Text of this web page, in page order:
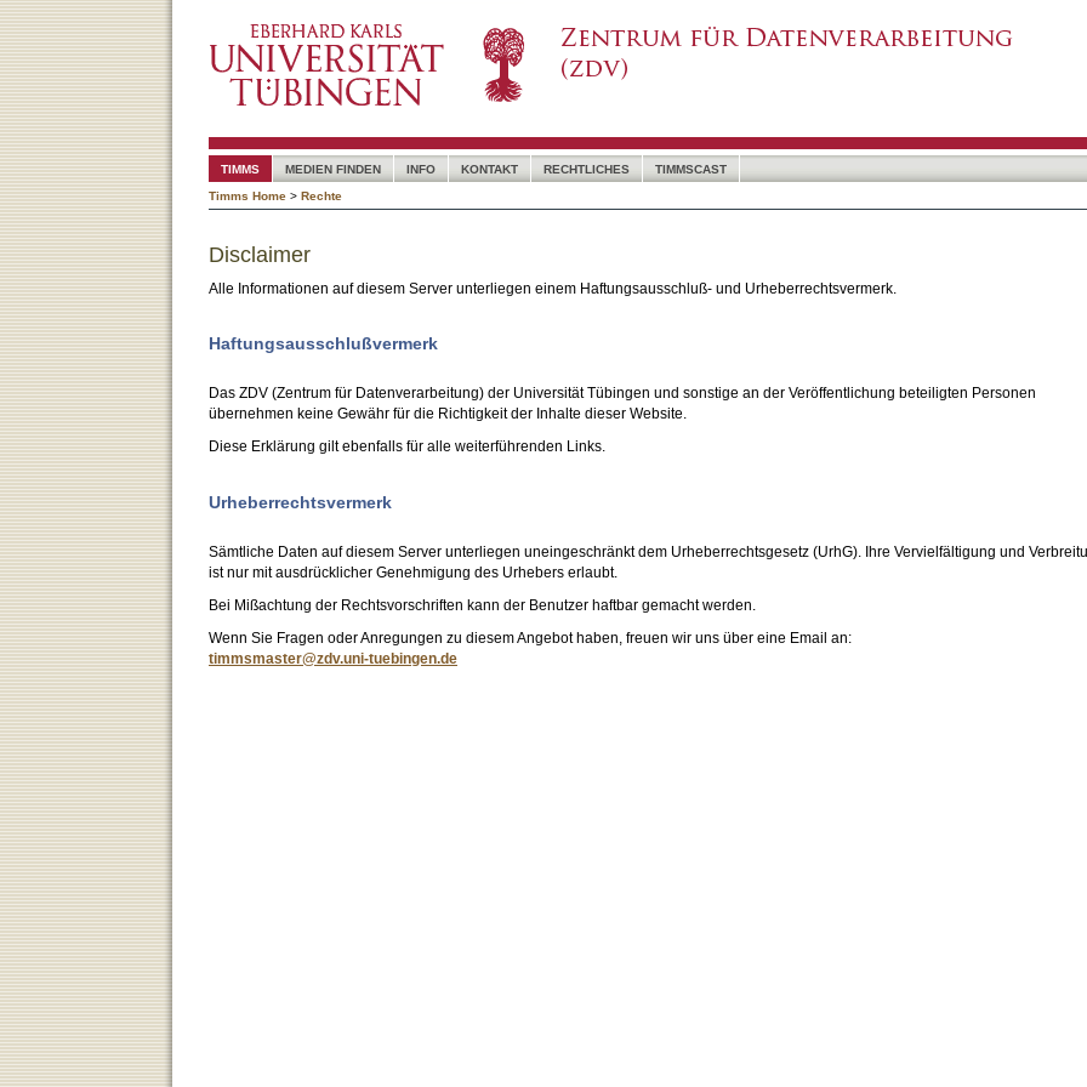
TIMMS MEDIEN FINDEN INFO KONTAKT RECHTLICHES
TIMMSCAST
Timms Home > Rechte
Disclaimer
Alle Informationen auf diesem Server unterliegen einem Haftungsausschluß- und Urheberrechtsvermerk.
Haftungsausschlußvermerk
Das ZDV (Zentrum für Datenverarbeitung) der Universität Tübingen und sonstige an der Veröffentlichung beteiligten Personen
übernehmen keine Gewähr für die Richtigkeit der Inhalte dieser Website.
Diese Erklärung gilt ebenfalls für alle weiterführenden Links.
Urheberrechtsvermerk
Sämtliche Daten auf diesem Server unterliegen uneingeschränkt dem Urheberrechtsgesetz (UrhG). Ihre Vervielfältigung und
ist nur mit ausdrücklicher Genehmigung des Urhebers erlaubt.
Bei Mißachtung der Rechtsvorschriften kann der Benutzer haftbar gemacht werden.
Wenn Sie Fragen oder Anregungen zu diesem Angebot haben, freuen wir uns über eine Email an:
timmsmaster@zdv.uni-tuebingen.de